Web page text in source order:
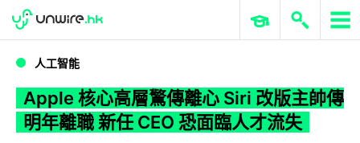
WWDC 2026 ERP 與商業 AI
人工智能
Apple 核心高層驚傳離心 Siri 改版主帥傳
明年離職 新任 CEO 恐面臨人才流失